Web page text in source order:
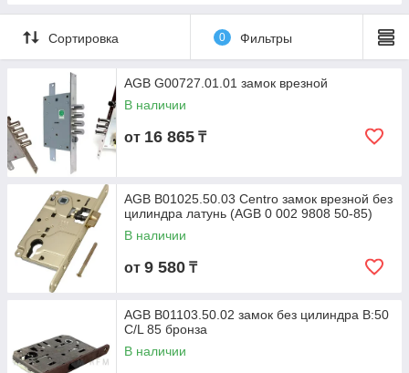
Сортировка 0 Фильтры
AGB G00727.01.01 замок врезной
В наличии
от 16 865 ₸
AGB B01025.50.03 Centro замок врезной без
цилиндра латунь (AGB 0 002 9808 50-85)
В наличии
от 9 580 ₸
AGB B01103.50.02 замок без цилиндра В:50
C/L 85 бронза
В наличии